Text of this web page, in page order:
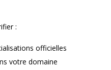
:
officielles
votre domaine